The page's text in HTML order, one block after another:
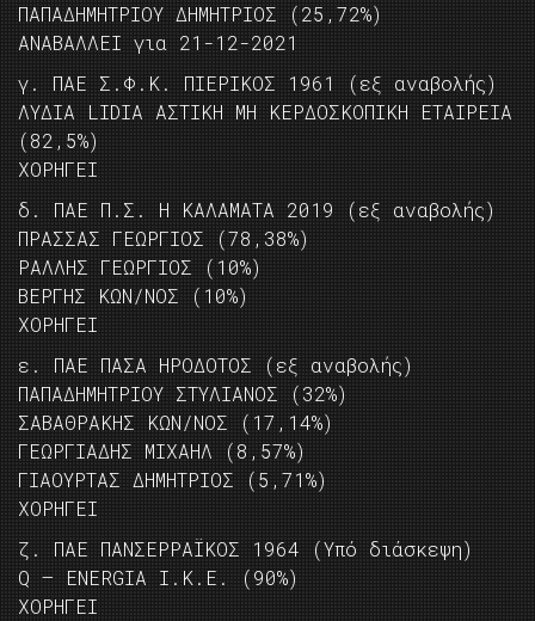
ΠΑΠΑΔΗΜΗΤΡΙΟΥ ΔΗΜΗΤΡΙΟΣ (25,72%)
ΑΝΑΒΑΛΛΕΙ για 21-12-2021
γ. ΠΑΕ Σ.Φ.Κ. ΠΙΕΡΙΚΟΣ 1961 (εξ αναβολής)
ΛΥΔΙΑ LIDIA ΑΣΤΙΚΗ ΜΗ ΚΕΡΔΟΣΚΟΠΙΚΗ ΕΤΑΙΡΕΙΑ
(82,5%)
ΧΟΡΗΓΕΙ
δ. ΠΑΕ Π.Σ. Η ΚΑΛΑΜΑΤΑ 2019 (εξ αναβολής)
ΠΡΑΣΣΑΣ ΓΕΩΡΓΙΟΣ (78,38%)
ΡΑΛΛΗΣ ΓΕΩΡΓΙΟΣ (10%)
ΒΕΡΓΗΣ ΚΩΝ/ΝΟΣ (10%)
ΧΟΡΗΓΕΙ
ε. ΠΑΕ ΠΑΣΑ ΗΡΟΔΟΤΟΣ (εξ αναβολής)
ΠΑΠΑΔΗΜΗΤΡΙΟΥ ΣΤΥΛΙΑΝΟΣ (32%)
ΣΑΒΑΘΡΑΚΗΣ ΚΩΝ/ΝΟΣ (17,14%)
ΓΕΩΡΓΙΑΔΗΣ ΜΙΧΑΗΛ (8,57%)
ΓΙΑΟΥΡΤΑΣ ΔΗΜΗΤΡΙΟΣ (5,71%)
ΧΟΡΗΓΕΙ
ζ. ΠΑΕ ΠΑΝΣΕΡΡΑΪΚΟΣ 1964 (Υπό διάσκεψη)
Q – ENERGIA Ι.Κ.Ε. (90%)
ΧΟΡΗΓΕΙ